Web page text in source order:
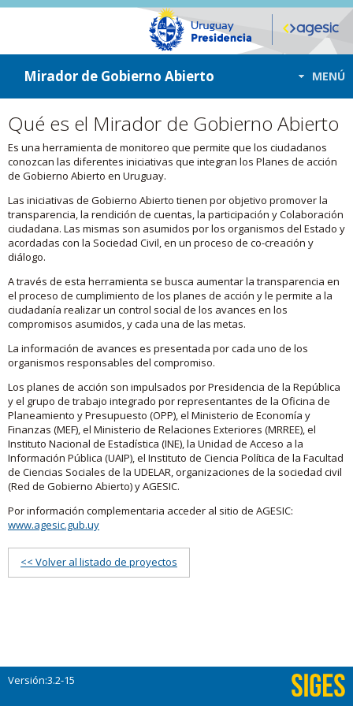
ir a contenido
ir al menú
Mirador de Gobierno Abierto MENÚ
Qué es el Mirador de Gobierno Abierto
Es una herramienta de monitoreo que permite que los ciudadanos
conozcan las diferentes iniciativas que integran los Planes de acción
de Gobierno Abierto en Uruguay.
Las iniciativas de Gobierno Abierto tienen por objetivo promover la
transparencia, la rendición de cuentas, la participación y Colaboración
ciudadana. Las mismas son asumidos por los organismos del Estado y
acordadas con la Sociedad Civil, en un proceso de co-creación y
diálogo.
A través de esta herramienta se busca aumentar la transparencia en
el proceso de cumplimiento de los planes de acción y le permite a la
ciudadanía realizar un control social de los avances en los
compromisos asumidos, y cada una de las metas.
La información de avances es presentada por cada uno de los
organismos responsables del compromiso.
Los planes de acción son impulsados por Presidencia de la República
y el grupo de trabajo integrado por representantes de la Oficina de
Planeamiento y Presupuesto (OPP), el Ministerio de Economía y
Finanzas (MEF), el Ministerio de Relaciones Exteriores (MRREE), el
Instituto Nacional de Estadística (INE), la Unidad de Acceso a la
Información Pública (UAIP), el Instituto de Ciencia Política de la Facultad
de Ciencias Sociales de la UDELAR, organizaciones de la sociedad civil
(Red de Gobierno Abierto) y AGESIC.
Por información complementaria acceder al sitio de AGESIC:
www.agesic.gub.uy
<< Volver al listado de proyectos
Versión:3.2-15